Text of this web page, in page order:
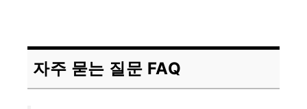
자주 묻는 질문 FAQ